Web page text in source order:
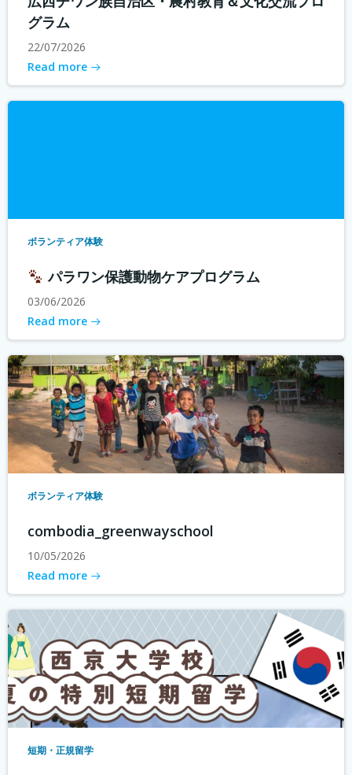
グラム
22/07/2026
Read more
ボランティア体験
パラワン保護動物ケアプログラム
03/06/2026
Read more
ボランティア体験
combodia_greenwayschool
10/05/2026
Read more
短期・正規留学